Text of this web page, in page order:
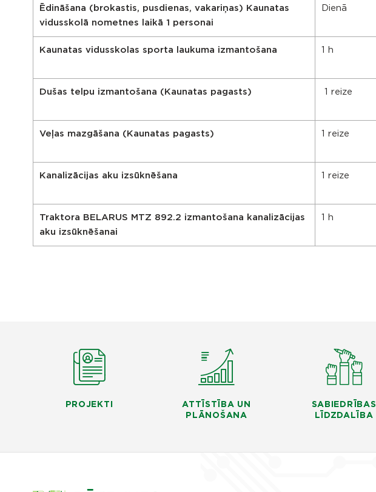
Ēdināšana (brokastis, pusdienas, vakariņas) Kaunatas
vidusskolā nometnes laikā 1 personai
Dienā
Kaunatas vidusskolas sporta laukuma izmantošana 1 h
Dušas telpu izmantošana (Kaunatas pagasts) 1 reize
Veļas mazgāšana (Kaunatas pagasts) 1 reize
Kanalizācijas aku izsūknēšana 1 reize
Traktora BELARUS MTZ 892.2 izmantošana kanalizācijas
aku izsūknēšanai
1 h
PROJEKTI
ATTĪSTĪBA UN
PLĀNOŠANA
SABIEDRĪBAS
LĪDZDALĪBA